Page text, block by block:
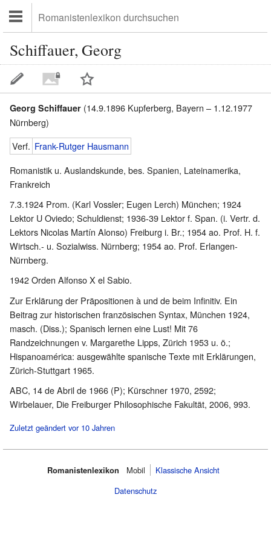
Schiffauer, Georg
Georg Schiffauer (14.9.1896 Kupferberg, Bayern – 1.12.1977
Nürnberg)
Verf. Frank-Rutger Hausmann
Romanistik u. Auslandskunde, bes. Spanien, Lateinamerika,
Frankreich
7.3.1924 Prom. (Karl Vossler; Eugen Lerch) München; 1924
Lektor U Oviedo; Schuldienst; 1936-39 Lektor f. Span. (i. Vertr. d.
Lektors Nicolas Martín Alonso) Freiburg i. Br.; 1954 ao. Prof. H. f.
Wirtsch.- u. Sozialwiss. Nürnberg; 1954 ao. Prof. Erlangen-
Nürnberg.
1942 Orden Alfonso X el Sabio.
Zur Erklärung der Präpositionen à und de beim Infinitiv. Ein
Beitrag zur historischen französischen Syntax, München 1924,
masch. (Diss.); Spanisch lernen eine Lust! Mit 76
Randzeichnungen v. Margarethe Lipps, Zürich 1953 u. ö.;
Hispanoamérica: ausgewählte spanische Texte mit Erklärungen,
Zürich-Stuttgart 1965.
ABC, 14 de Abril de 1966 (P); Kürschner 1970, 2592;
Wirbelauer, Die Freiburger Philosophische Fakultät, 2006, 993.
Zuletzt geändert vor 10 Jahren
Romanistenlexikon Mobil‌
Klassische Ansicht
Datenschutz